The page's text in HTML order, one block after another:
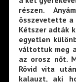
részen.
összevetette a
Kétszer adták
egyetlen
váltottuk meg
az orosz nőt.
Rövid vita
kalauzt, aki